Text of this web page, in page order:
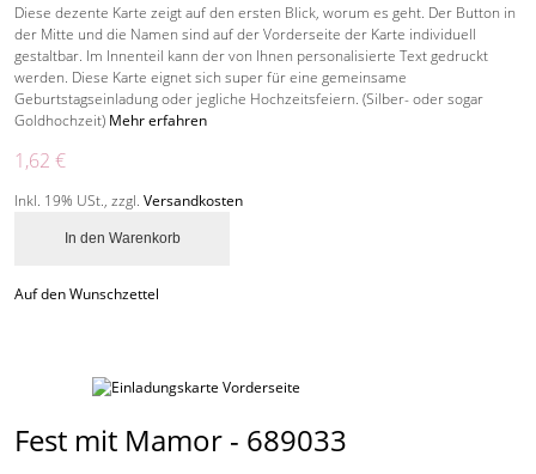
Diese dezente Karte zeigt auf den ersten Blick, worum es geht. Der Button in
der Mitte und die Namen sind auf der Vorderseite der Karte individuell
gestaltbar. Im Innenteil kann der von Ihnen personalisierte Text gedruckt
werden. Diese Karte eignet sich super für eine gemeinsame
Geburtstagseinladung oder jegliche Hochzeitsfeiern. (Silber- oder sogar
Goldhochzeit) Mehr erfahren
1,62 €
Inkl. 19% USt., zzgl. Versandkosten
In den Warenkorb
Auf den Wunschzettel
Fest mit Mamor - 689033